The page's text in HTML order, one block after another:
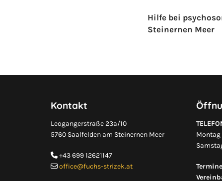
Hilfe bei
Steinernen Meer
Kontakt
Leogangerstraße 23a/10
5760 Saalfelden am Steinernen Meer
 +43 699 12621147
 office@fuchs-strizek.at
Montag